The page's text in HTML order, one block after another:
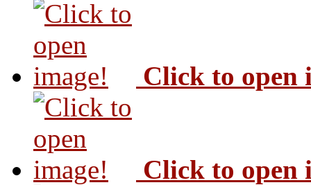
Click to open
Click to open